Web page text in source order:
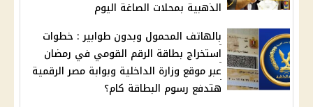
الذهبية بمحلات الصاغة اليوم
بالهاتف المحمول وبدون طوابير : خطوات
استخراج بطاقة الرقم القومي في رمضان
عبر موقع وزارة الداخلية وبوابة مصر الرقمية
هتدفع رسوم البطاقة كام؟